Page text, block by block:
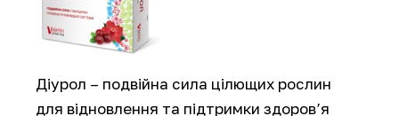
Діурол – подвійна сила цілющих рослин
для відновлення та підтримки здоров’я